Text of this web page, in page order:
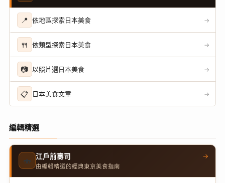
📍 依地區探索日本美食 →
🍴 依類型探索日本美食 →
📷 以照片選日本美食 →
📋 日本美食文章 →
編輯精選
🍣 江戶前壽司
由編輯精選的經典東京美食指南
→